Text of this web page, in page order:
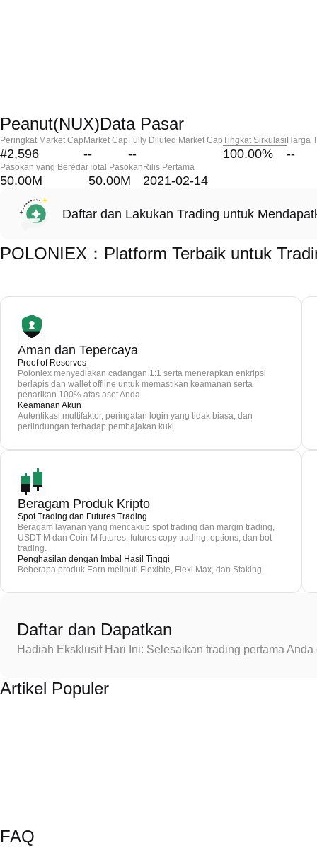
Peanut(NUX)Data Pasar
Peringkat Market Cap
#2,596
Market Cap
--
Fully Diluted Market Cap
--
Tingkat Sirkulasi
100.00%
Harga
--
Pasokan yang Beredar
50.00M
Total Pasokan
50.00M
Rilis Pertama
2021-02-14
Daftar dan Lakukan Trading untuk
POLONIEX：Platform Terbaik untuk
Aman dan Tepercaya
Proof of Reserves
Poloniex menyediakan cadangan 1:1 serta menerapkan enkripsi
berlapis dan wallet offline untuk memastikan keamanan serta
penarikan 100% atas aset Anda.
Keamanan Akun
Autentikasi multifaktor, peringatan login yang tidak biasa, dan
perlindungan terhadap pembajakan kuki
Beragam Produk Kripto
Spot Trading dan Futures Trading
Beragam layanan yang mencakup spot trading dan margin trading,
USDT-M dan Coin-M futures, futures copy trading, options, dan bot
trading.
Penghasilan dengan Imbal Hasil Tinggi
Beberapa produk Earn meliputi Flexible, Flexi Max, dan Staking.
Daftar dan Dapatkan
Hadiah Eksklusif Hari Ini: Selesaikan trading pertama
Artikel Populer
FAQ